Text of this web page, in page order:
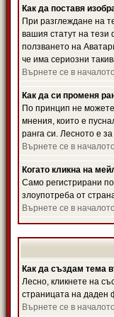
Как да поставя
При разглеждане на
вашия статут на тези
ползването на
че има сериозни
Върнете се в началото
Как да си променя
По принцип не
мнения, които е
ранга си. Лесното е
Върнете се в началото
Когато кликна на
Само регистрирани
злоупотреба от
Върнете се в началото
Как да създам тема
Лесно, кликнете на
страницата на
Върнете се в началото